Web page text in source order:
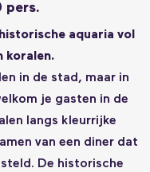
pers.
aquaria vol
koralen.
in de stad, maar in
je gasten in de
langs kleurrijke
van een diner dat
De historische